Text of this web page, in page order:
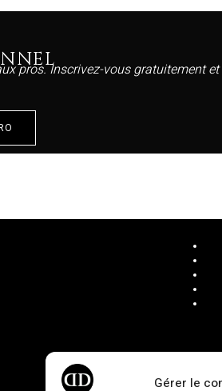
Gérer le
pros. Inscrivez-vous gratuitement